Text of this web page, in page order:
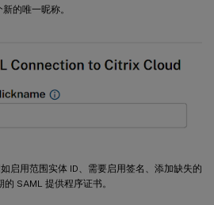
的唯一昵称。
启用范围实体 ID、需要启用签名、添加缺失的
SAML 提供程序证书。